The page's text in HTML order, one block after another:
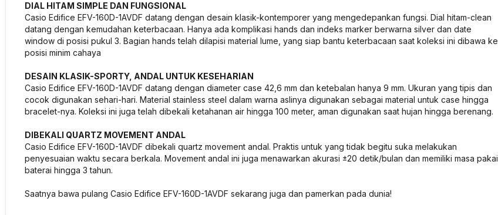
DIAL HITAM SIMPLE DAN FUNGSIONAL
Casio Edifice EFV-160D-1AVDF datang dengan desain klasik-kontemporer yang mengedepankan fungsi. Dial hitam-clean
datang dengan kemudahan keterbacaan. Hanya ada komplikasi hands dan indeks marker berwarna silver dan date
window di posisi pukul 3. Bagian hands telah dilapisi material lume, yang siap bantu keterbacaan saat koleksi ini dibawa ke
posisi minim cahaya
DESAIN KLASIK-SPORTY, ANDAL UNTUK KESEHARIAN
Casio Edifice EFV-160D-1AVDF datang dengan diameter case 42,6 mm dan ketebalan hanya 9 mm. Ukuran yang tipis dan
cocok digunakan sehari-hari. Material stainless steel dalam warna aslinya digunakan sebagai material untuk case hingga
bracelet-nya. Koleksi ini juga telah dibekali ketahanan air hingga 100 meter, aman digunakan saat hujan hingga berenang.
DIBEKALI QUARTZ MOVEMENT ANDAL
Casio Edifice EFV-160D-1AVDF dibekali quartz movement andal. Praktis untuk yang tidak begitu suka melakukan
penyesuaian waktu secara berkala. Movement andal ini juga menawarkan akurasi ±20 detik/bulan dan memiliki masa pakai
baterai hingga 3 tahun.
Saatnya bawa pulang Casio Edifice EFV-160D-1AVDF sekarang juga dan pamerkan pada dunia!